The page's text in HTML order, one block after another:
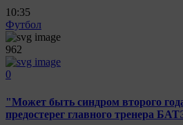
10:35
Футбол
962
0
"Может быть синдром второго
предостерег главного тренера